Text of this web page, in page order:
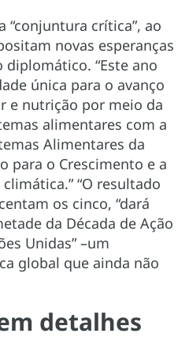
“conjuntura crítica”, ao
novas esperanças
“Este ano
única para o avanço
e nutrição por meio da
alimentares com a
Alimentares da
para o Crescimento e a
“O resultado
os cinco, “dará
da Década de Ação
Unidas” –um
global que ainda não
detalhes